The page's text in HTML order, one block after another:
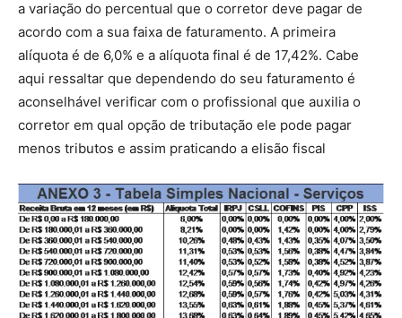
a variação do percentual que o corretor deve pagar de
acordo com a sua faixa de faturamento. A primeira
alíquota é de 6,0% e a alíquota final é de 17,42%. Cabe
aqui ressaltar que dependendo do seu faturamento é
aconselhável verificar com o profissional que auxilia o
corretor em qual opção de tributação ele pode pagar
menos tributos e assim praticando a elisão fiscal